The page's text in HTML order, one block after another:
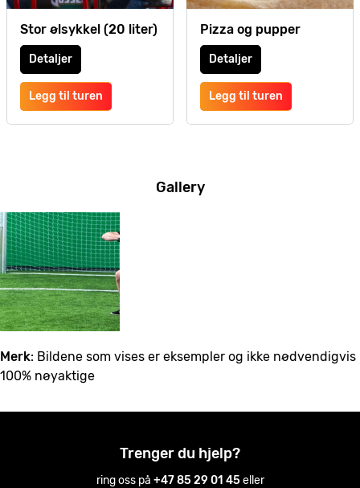
Stor ølsykkel (20 liter)
Detaljer
Legg til turen
Pizza og pupper
Detaljer
Legg til turen
Gallery
Merk: Bildene som vises er eksempler og ikke nødvendigvis
100% nøyaktige
Trenger du hjelp?
ring oss på +47 85 29 01 45eller